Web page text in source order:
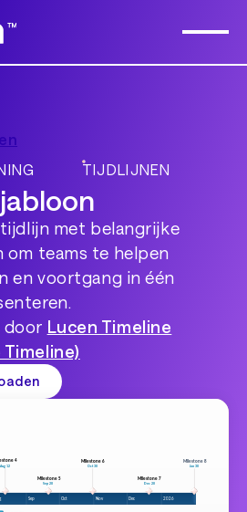
TIJDLIJNEN
met belangrijke
om teams te helpen
en voortgang in één
door Lucen Timeline